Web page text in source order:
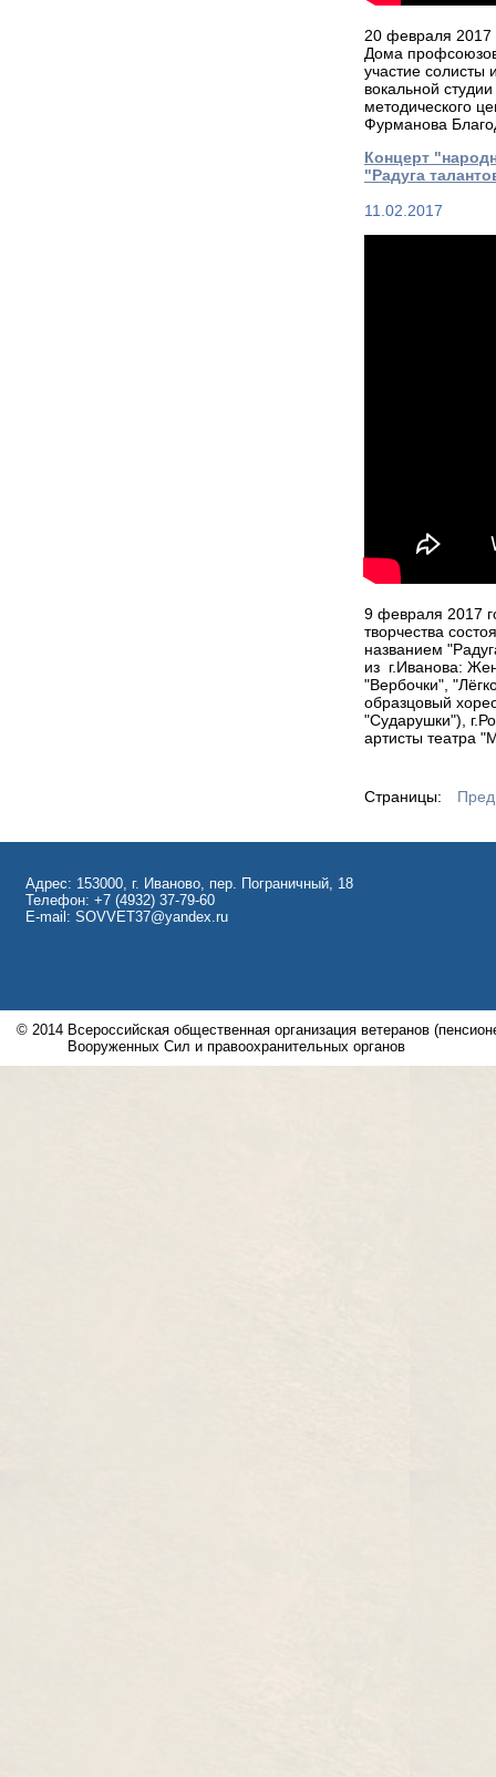
20 февраля 2017
Дома
участие солисты
вокальной
методического
Фурманова
Концерт
"Радуга
11.02.2017
9 февраля 2017
творчества
названием
из г.Иванова:
"Вербочки",
образцовый
"Сударушки"),
артисты театра
Страницы:
Адрес: 153000, г. Иваново, пер. Пограничный, 18
Телефон: +7 (4932) 37-79-60
E-mail: SOVVET37@yandex.ru
© 2014 Всероссийская общественная организация ветеранов
Вооруженных Сил и правоохранительных органов